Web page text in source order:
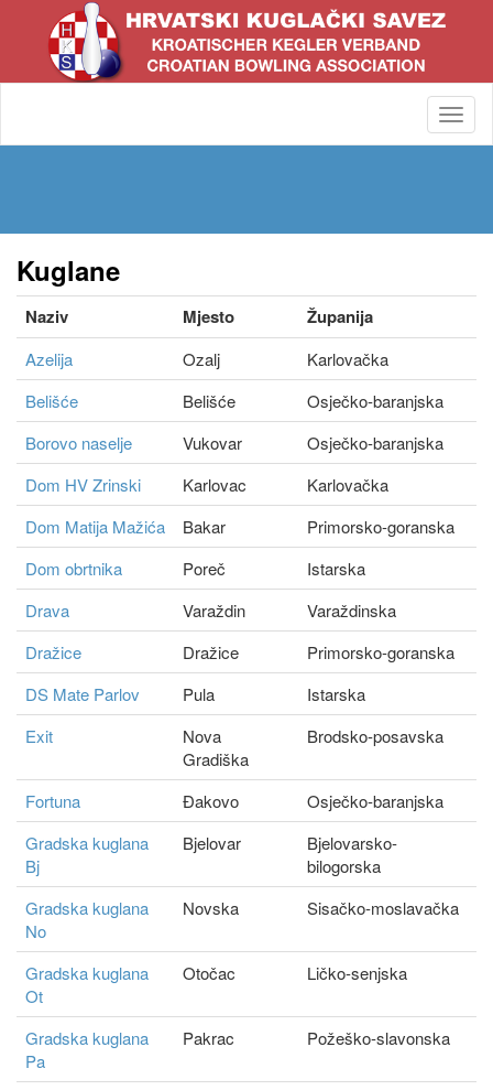
Kuglane
Naziv Mjesto Županija
Azelija Ozalj
Karlovačka
Belišće
Belišće
Osječko-baranjska
Borovo naselje
Vukovar
Osječko-baranjska
Dom HV Zrinski
Karlovac
Karlovačka
Dom Matija Mažića
Bakar
Primorsko-goranska
Dom obrtnika
Poreč
Istarska
Drava
Varaždin
Varaždinska
Dražice
Dražice
Primorsko-goranska
DS Mate Parlov
Pula
Istarska
Exit
Nova
Gradiška
Brodsko-posavska
Fortuna Đakovo
Osječko-baranjska
Gradska kuglana
Bj
Bjelovar
Bjelovarsko-
bilogorska
Gradska kuglana
No
Novska Sisačko-moslavačka
Gradska kuglana
Ot
Otočac Ličko-senjska
Gradska kuglana
Pa
Pakrac Požeško-slavonska